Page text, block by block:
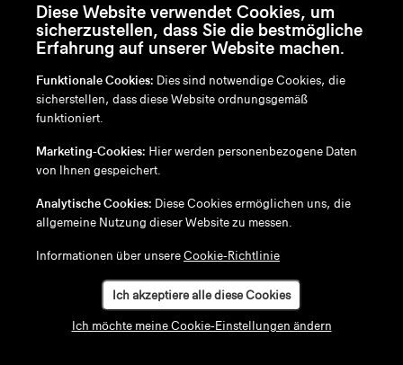
en/nl/fr/de
Disclaimer
Cookie-Richtlinie
Diese Website verwendet Cookies, um
sicherzustellen, dass Sie die bestmögliche
Erfahrung auf unserer Website machen.
Funktionale Cookies: Dies sind notwendige Cookies, die
sicherstellen, dass diese Website ordnungsgemäß
funktioniert.
Marketing-Cookies: Hier werden personenbezogene Daten
von Ihnen gespeichert.
Analytische Cookies: Diese Cookies ermöglichen uns, die
allgemeine Nutzung dieser Website zu messen.
Informationen über unsereCookie-Richtlinie
Ich akzeptiere alle diese Cookies
Ich möchte meine Cookie-Einstellungen ändern